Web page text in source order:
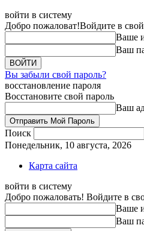
войти в систему
Добро пожаловат!Войдите в
Ваше
Ваш
Вы забыли свой пароль?
восстановление пароля
Восстановите свой пароль
Ваш
Поиск
Понедельник, 10 августа, 2026
Карта сайта
войти в систему
Добро пожаловать! Войдите в
Ваше
Ваш